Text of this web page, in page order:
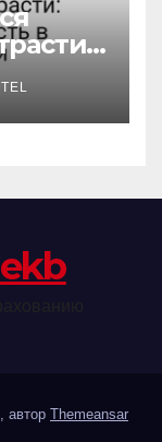
в
автор Themeansar